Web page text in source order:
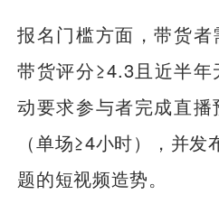
报名门槛方面，带货者
带货评分≥4.3且近半
动要求参与者完成直
（单场≥4小时），并
题的短视频造势。